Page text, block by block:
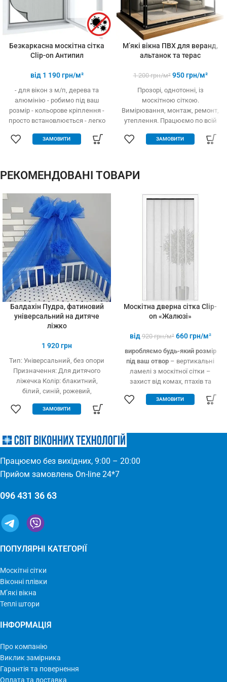
Безкаркасна москітна сітка
Clip-on Антипил
від 1 190грн/м²
- для вікон з м/п, дерева та
алюмінію - робимо під ваш
розмір - кольорове кріплення -
просто встановлюється - легко
дешевше аналогів за явних
які форми та розміри:
трикутник, трапеція - проста в
потрібний)
ЗАМОВИТИ
М’які вікна ПВХ для веранд,
альтанок та терас
1 200грн/м² 950грн/м²
Прозорі, однотонні, із
москітною сіткою.
Вимірювання, монтаж, ремонт,
утеплення. Працюємо по всій
ЗАМОВИТИ
РЕКОМЕНДОВАНІ ТОВАРИ
Балдахін Пудра, фатиновий
універсальний на дитяче
ліжко
1 920грн
Тип: Універсальний, без опори
Призначення: Для дитячого
ліжечка Колір: блакитний,
білий, синій, рожевий,
(Євросітка) Розміри: 1,8 х 9 м
ЗАМОВИТИ
Москітна дверна сітка Clip-
on «Жалюзі»
від 920грн/м² 660грн/м²
виробляємо будь-який розмір
під ваш отвор – вертикальні
ламелі з москітної сітки –
захист від комах, птахів та
пропускає повітря – підходить
метал – елементарно
ЗАМОВИТИ
Працюємо без вихідних, 9:00 – 20:00
Прийом замовлень On-line 24*7
096 431 36 63
ПОПУЛЯРНІ КАТЕГОРІЇ
Москітні сітки
Віконні плівки
М’які вікна
Теплі штори
ІНФОРМАЦІЯ
Про компанію
Виклик замірника
Гарантія та повернення
Оплата та доставка